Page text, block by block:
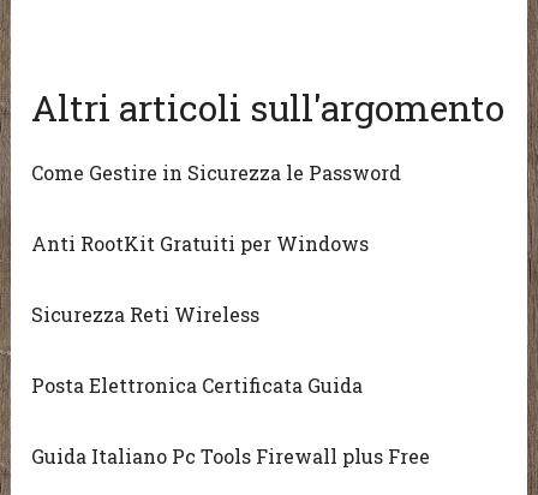
Altri articoli sull'argomento
Come Gestire in Sicurezza le Password
Anti RootKit Gratuiti per Windows
Sicurezza Reti Wireless
Posta Elettronica Certificata Guida
Guida Italiano Pc Tools Firewall plus Free